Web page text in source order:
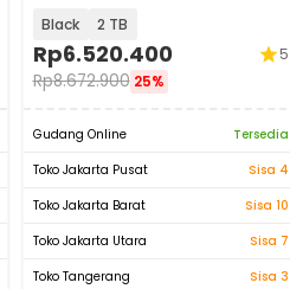
Black 2 TB
Rp6.520.400
Rp8.672.900 25%
5
Gudang Online
Tersedia
Toko Jakarta Pusat
Sisa 4
Toko Jakarta Barat
Sisa 10
Toko Jakarta Utara
Sisa 7
Toko Tangerang
Sisa 3